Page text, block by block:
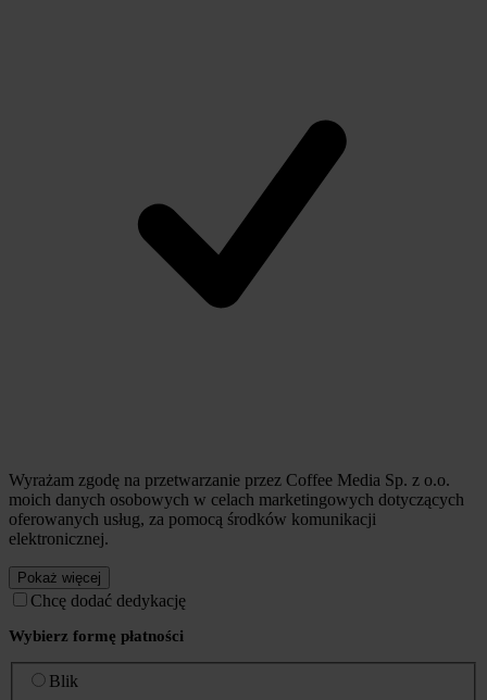
Wyrażam zgodę na przetwarzanie przez Coffee Media Sp. z o.o.
moich danych osobowych w celach marketingowych dotyczących
oferowanych usług, za pomocą środków komunikacji
elektronicznej.
Pokaż więcej
Chcę dodać dedykację
Wybierz formę płatności
Blik